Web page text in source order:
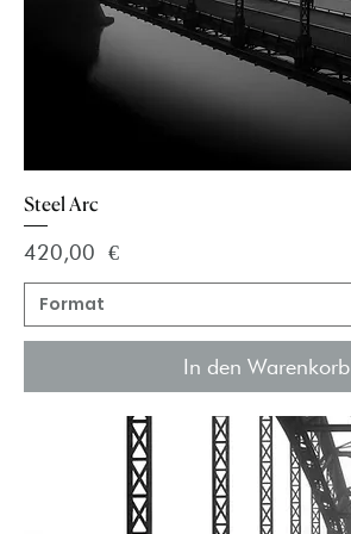
Steel Arc
Preis
420,00 €
In den Warenkorb